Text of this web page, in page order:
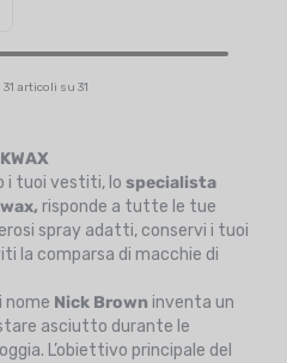
articoli su 31
i tuoi vestiti, lo specialista
risponde a tutte le tue
spray adatti, conservi i tuoi
la comparsa di macchie di
nome Nick Brown inventa un
asciutto durante le
L’obiettivo principale del